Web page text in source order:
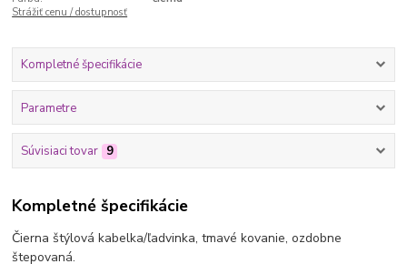
Strážiť cenu / dostupnosť
Kompletné špecifikácie
Parametre
Súvisiaci tovar 9
Kompletné špecifikácie
Čierna štýlová kabelka/ľadvinka, tmavé kovanie, ozdobne
štepovaná.